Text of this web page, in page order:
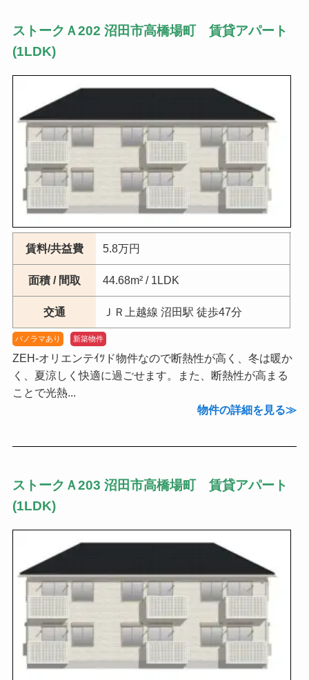
ストークＡ202 沼田市高橋場町 賃貸アパート
(1LDK)
賃料/共益費 5.8万円
面積 / 間取 44.68m² / 1LDK
交通 ＪＲ上越線 沼田駅 徒歩47分
パノラマあり 新築物件
ZEH-オリエンテｲﾂド物件なので断熱性が高く、冬は暖か
く、夏涼しく快適に過ごせます。また、断熱性が高まる
ことで光熱...
物件の詳細を見る
ストークＡ203 沼田市高橋場町 賃貸アパート
(1LDK)